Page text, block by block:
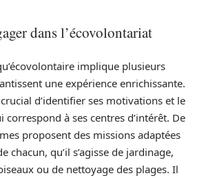
dans l’écovolontariat
implique plusieurs
une expérience enrichissante.
d’identifier ses motivations et le
à ses centres d’intérêt. De
proposent des missions adaptées
chacun, qu’il s’agisse de jardinage,
ou de nettoyage des plages. Il